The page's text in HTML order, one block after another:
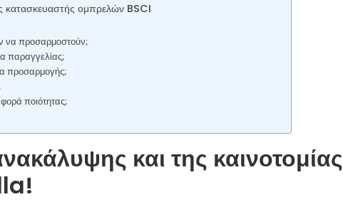
ομπρελών BSCI
να προσαρμοστούν;
παραγγελίας;
προσαρμογής;
ποιότητας;
και της καινοτομίας